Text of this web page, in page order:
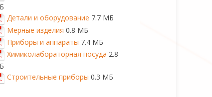
Детали и оборудование 7.7 МБ
Мерные изделия 0.8 МБ
Приборы и аппараты 7.4 МБ
Химиколабораторная посуда 2.8
Строительные приборы 0.3 МБ